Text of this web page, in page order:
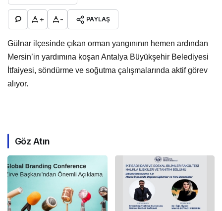
+ - PAYLAŞ
Gülnar ilçesinde çıkan orman yangınının hemen ardından
Mersin’in yardımına koşan Antalya Büyükşehir Belediyesi
İtfaiyesi, söndürme ve soğutma çalışmalarında aktif görev
alıyor.
Göz Atın